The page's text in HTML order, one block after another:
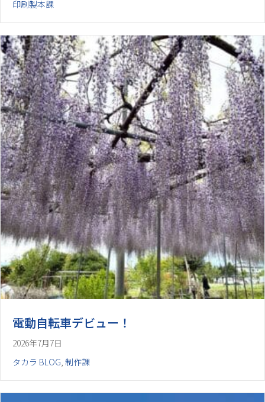
印刷製本課
電動自転車デビュー！
2026年7月7日
タカラ BLOG, 制作課